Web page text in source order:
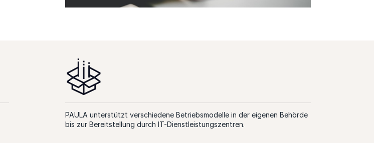
PAULA unterstützt verschiedene Betriebsmodelle in der eigenen Behörde
bis zur Bereitstellung durch IT-Dienstleistungszentren.